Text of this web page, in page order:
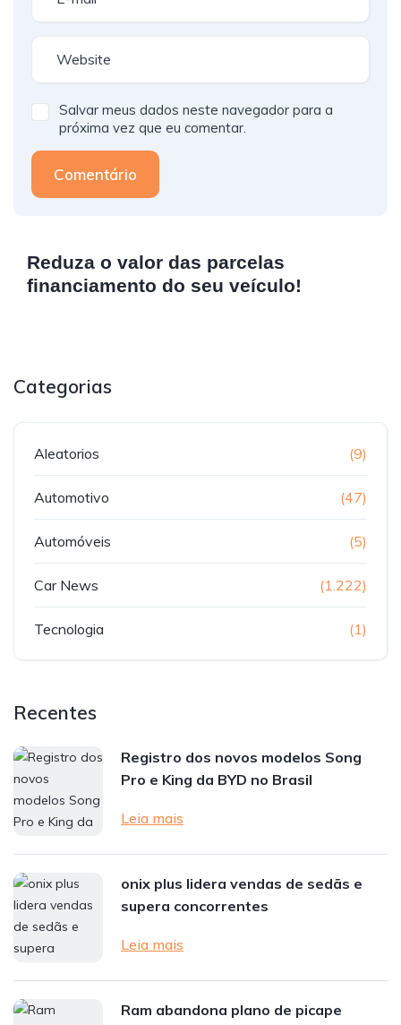
Salvar meus dados neste navegador para a
próxima vez que eu comentar.
Comentário
Reduza o valor das parcelas
financiamento do seu veículo!
Categorias
Aleatorios (9)
Automotivo (47)
Automóveis (5)
Car News (1.222)
Tecnologia (1)
Recentes
Registro dos novos modelos Song
Pro e King da BYD no Brasil
Leia mais
onix plus lidera vendas de sedãs e
supera concorrentes
Leia mais
Ram abandona plano de picape